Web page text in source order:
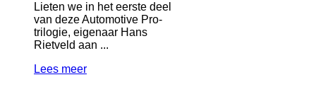
Lieten we in het eerste deel
van deze Automotive Pro-
trilogie, eigenaar Hans
Rietveld aan ...
Lees meer